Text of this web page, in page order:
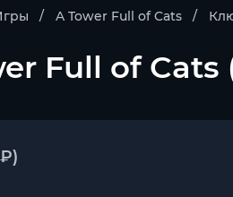
A Tower Full of Cats
Full of